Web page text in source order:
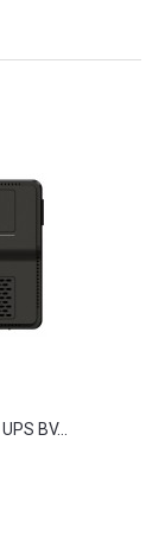
BV...